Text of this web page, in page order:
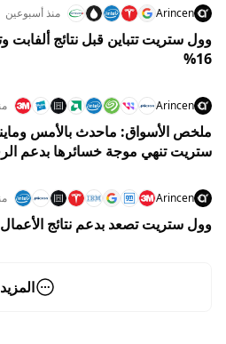
Arincen منذ أسبوعين
وول ستريت تتباين قبل نتائج ألفابت
16%
Arincen
ستريت تنهي موجة خسائرها بدعم
Arincen
وول ستريت تصعد بدعم نتائج
المزيد